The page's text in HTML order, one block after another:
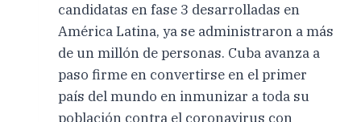
candidatas en fase 3 desarrolladas en
América Latina, ya se administraron a más
de un millón de personas. Cuba avanza a
paso firme en convertirse en el primer
país del mundo en inmunizar a toda su
población contra el coronavirus con